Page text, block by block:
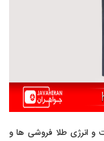
و انرژی طلا فروشی ها و